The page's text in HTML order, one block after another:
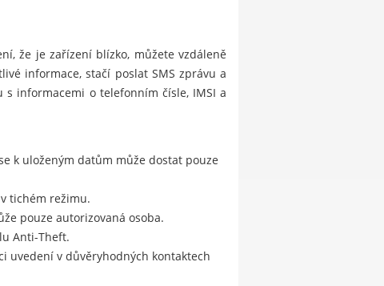
že je zařízení blízko, můžete vzdáleně
informace, stačí poslat SMS zprávu a
s informacemi o telefonním čísle, IMSI a
k uloženým datům může dostat pouze
tichém režimu.
pouze autorizovaná osoba.
Anti-Theft.
uvedení v důvěryhodných kontaktech